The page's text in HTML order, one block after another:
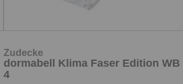
Zudecke
dormabell Klima Faser Edition WB
4